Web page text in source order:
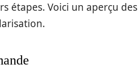
étapes. Voici un aperçu